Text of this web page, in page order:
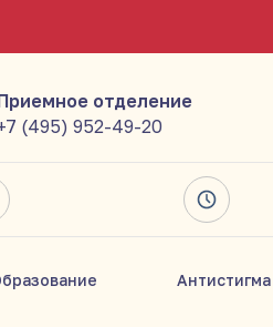
отделение
(495) 952-49-20
Антистигма